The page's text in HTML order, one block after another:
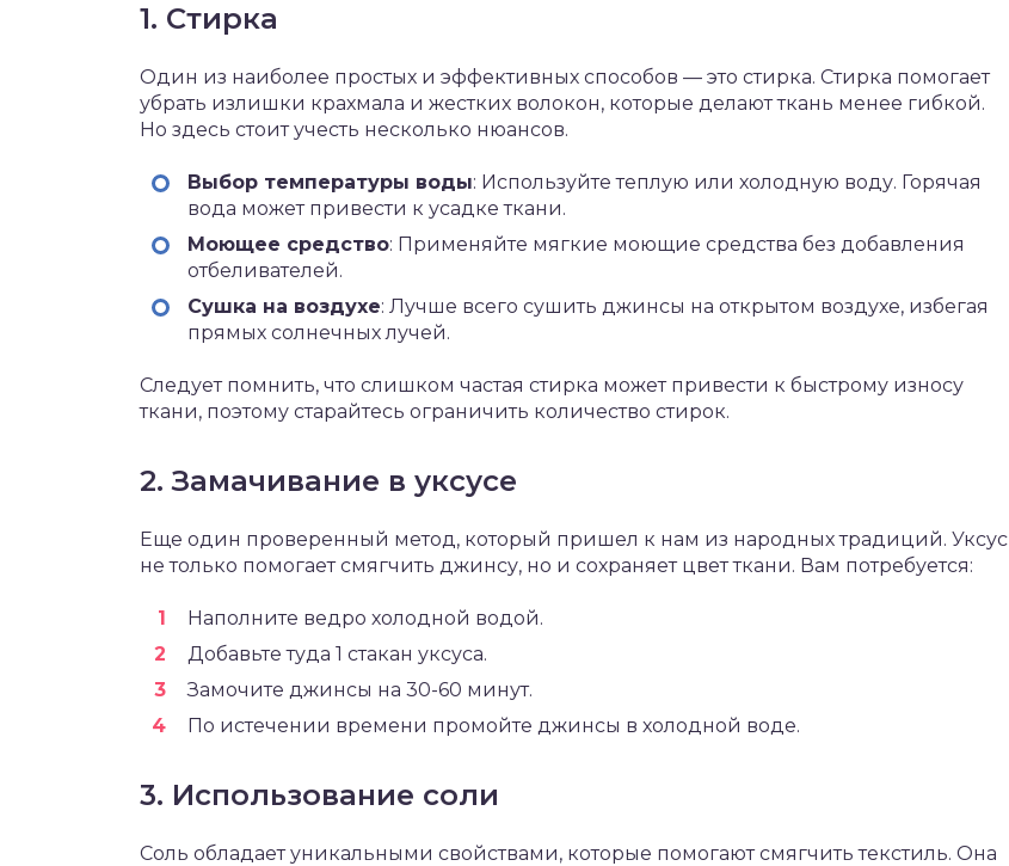
1. Стирка
Один из наиболее простых и эффективных способов — это стирка. Стирка помогает
убрать излишки крахмала и жестких волокон, которые делают ткань менее гибкой.
Но здесь стоит учесть несколько нюансов.
Выбор температуры воды: Используйте теплую или холодную воду. Горячая
вода может привести к усадке ткани.
Моющее средство: Применяйте мягкие моющие средства без добавления
отбеливателей.
Сушка на воздухе: Лучше всего сушить джинсы на открытом воздухе, избегая
прямых солнечных лучей.
Следует помнить, что слишком частая стирка может привести к быстрому износу
ткани, поэтому старайтесь ограничить количество стирок.
2. Замачивание в уксусе
Еще один проверенный метод, который пришел к нам из народных традиций. Уксус
не только помогает смягчить джинсу, но и сохраняет цвет ткани. Вам потребуется:
Наполните ведро холодной водой.
Добавьте туда 1 стакан уксуса.
Замочите джинсы на 30-60 минут.
По истечении времени промойте джинсы в холодной воде.
3. Использование соли
Соль обладает уникальными свойствами, которые помогают смягчить текстиль. Она